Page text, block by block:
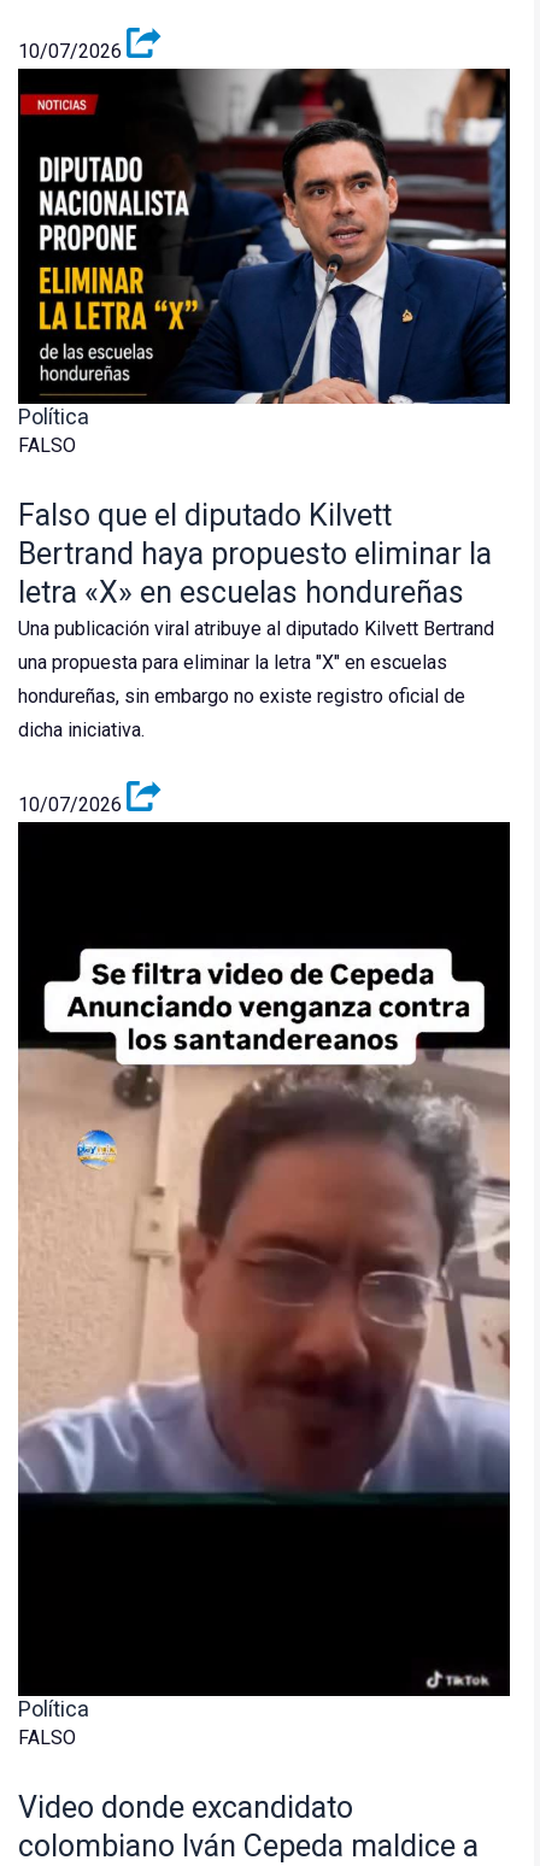
10/07/2026
Política
FALSO
Falso que el diputado Kilvett
Bertrand haya propuesto eliminar la
letra «X» en escuelas hondureñas
Una publicación viral atribuye al diputado Kilvett Bertrand
una propuesta para eliminar la letra "X" en escuelas
hondureñas, sin embargo no existe registro oficial de
dicha iniciativa.
10/07/2026
Política
FALSO
Video donde excandidato
colombiano Iván Cepeda maldice a